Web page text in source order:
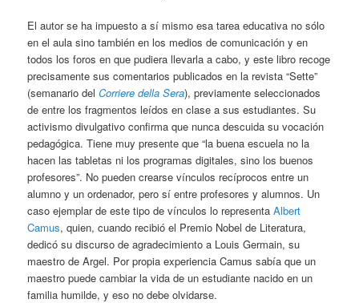
El autor se ha impuesto a sí mismo esa tarea educativa no sólo
en el aula sino también en los medios de comunicación y en
todos los foros en que pudiera llevarla a cabo, y este libro recoge
precisamente sus comentarios publicados en la revista “Sette”
(semanario delCorriere della Sera), previamente seleccionados
de entre los fragmentos leídos en clase a sus estudiantes. Su
activismo divulgativo confirma que nunca descuida su vocación
pedagógica. Tiene muy presente que “la buena escuela no la
hacen las tabletas ni los programas digitales, sino los buenos
profesores”. No pueden crearse vínculos recíprocos entre un
alumno y un ordenador, pero sí entre profesores y alumnos. Un
caso ejemplar de este tipo de vínculos lo representaAlbert
Camus, quien, cuando recibió el Premio Nobel de Literatura,
dedicó su discurso de agradecimiento a Louis Germain, su
maestro de Argel. Por propia experiencia Camus sabía que un
maestro puede cambiar la vida de un estudiante nacido en un
familia humilde, y eso no debe olvidarse.